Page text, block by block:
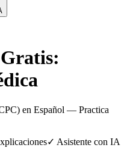
en Español — Practica
✓ Asistente con IA